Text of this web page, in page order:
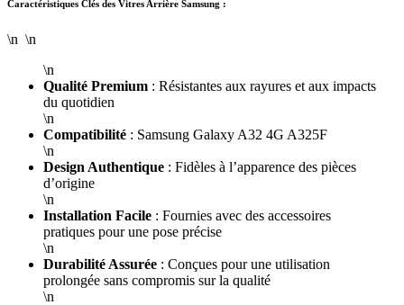
Caractéristiques Clés des Vitres Arrière Samsung :
\n \n
\n
Qualité Premium : Résistantes aux rayures et aux impacts
du quotidien
\n
Compatibilité : Samsung Galaxy A32 4G A325F
\n
Design Authentique : Fidèles à l’apparence des pièces
d’origine
\n
Installation Facile : Fournies avec des accessoires
pratiques pour une pose précise
\n
Durabilité Assurée : Conçues pour une utilisation
prolongée sans compromis sur la qualité
\n